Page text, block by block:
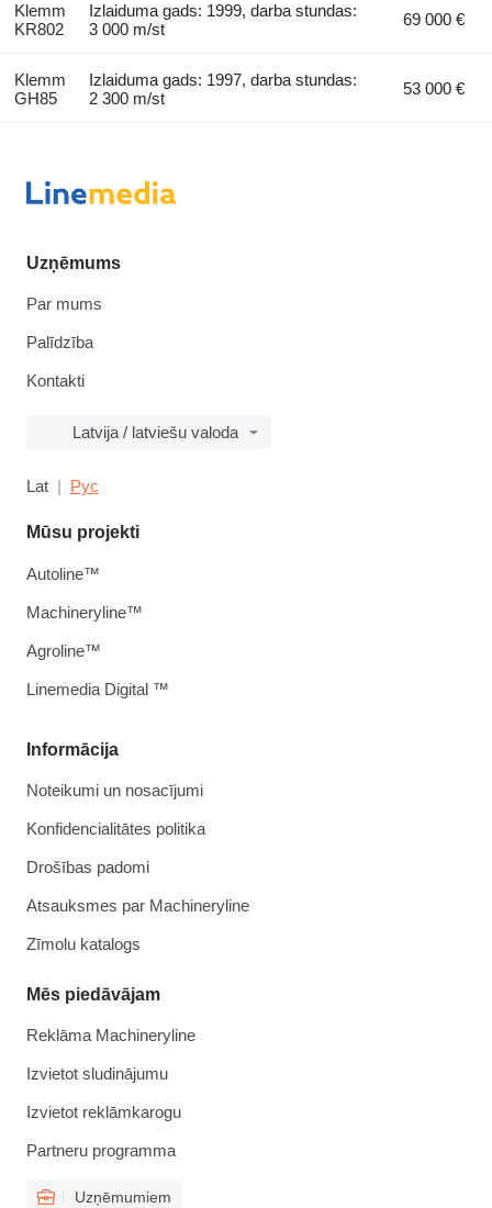
Klemm
KR802
Izlaiduma gads: 1999, darba stundas:
3 000 m/st
69 000 €
Klemm
GH85
Izlaiduma gads: 1997, darba stundas:
2 300 m/st
53 000 €
Uzņēmums
Par mums
Palīdzība
Kontakti
Latvija / latviešu valoda
Lat Рус
Informācija
Noteikumi un nosacījumi
Konfidencialitātes politika
Drošības padomi
Atsauksmes par Machineryline
Zīmolu katalogs
Mēs piedāvājam
Reklāma Machineryline
Izvietot sludinājumu
Izvietot reklāmkarogu
Partneru programma
Uzņēmumiem
Mūsu projekti
Autoline™
Machineryline™
Agroline™
Linemedia Digital ™